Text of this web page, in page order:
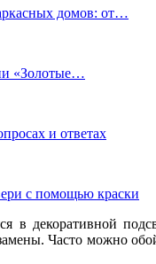
домов: от…
«Золотые…
и ответах
с помощью краски
в декоративной
Часто можно